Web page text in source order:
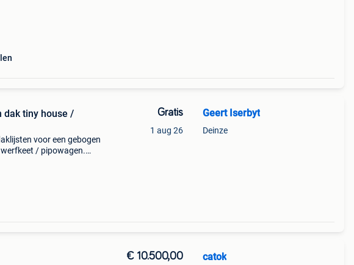
dak tiny house /
voor een gebogen
/ pipowagen.
Gratis
1 aug 26
Geert Iserbyt
Deinze
€ 10.500,00 catok